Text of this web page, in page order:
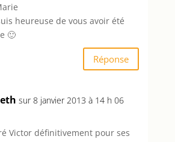
heureuse de vous avoir été
🙂
Réponse
sur 8 janvier 2013 à 14 h 06
Victor définitivement pour ses